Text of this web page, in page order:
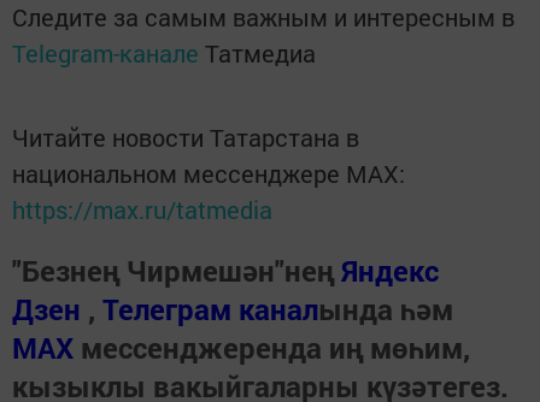
Следите за самым важным и интересным в
Telegram-канале Татмедиа
Читайте новости Татарстана в
национальном мессенджере MАХ:
https://max.ru/tatmedia
"Безнең Чирмешән"неңЯндекс
Дзен , Телеграм каналында һәм
МАХ мессенджеренда иң мөһим,
кызыклы вакыйгаларны күзәтегез.